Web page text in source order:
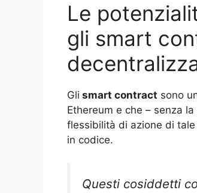
Le
gli smart
Gli smart contract sono
Ethereum e che – senza
flessibilità di azione di
in codice.
Questi cosiddetti